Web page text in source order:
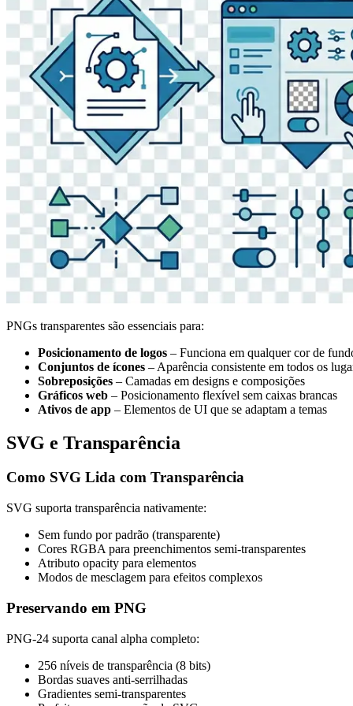
PNGs transparentes são essenciais para:
Posicionamento de logos – Funciona em qualquer cor de
Conjuntos de ícones – Aparência consistente em todos os
Sobreposições – Camadas em designs e composições
Gráficos web – Posicionamento flexível sem caixas brancas
Ativos de app – Elementos de UI que se adaptam a temas
SVG e Transparência
Como SVG Lida com Transparência
SVG suporta transparência nativamente:
Sem fundo por padrão (transparente)
Cores RGBA para preenchimentos semi-transparentes
Atributo opacity para elementos
Modos de mesclagem para efeitos complexos
Preservando em PNG
PNG-24 suporta canal alpha completo:
256 níveis de transparência (8 bits)
Bordas suaves anti-serrilhadas
Gradientes semi-transparentes